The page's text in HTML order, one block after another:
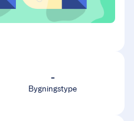
-
Bygningstype